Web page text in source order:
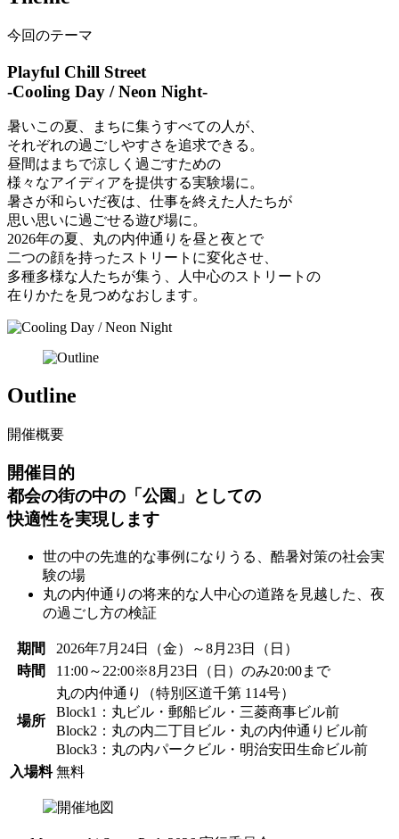
今回のテーマ
Playful Chill Street
‐Cooling Day / Neon Night‐
暑いこの夏、まちに集うすべての人が、
それぞれの過ごしやすさを追求できる。​
昼間はまちで涼しく過ごすための
様々なアイディアを提供する実験場に。​
暑さが和らいだ夜は、仕事を終えた人たちが
思い思いに過ごせる遊び場に。​
2026年の夏、丸の内仲通りを昼と夜とで
二つの顔を持ったストリートに変化させ、​
多種多様な人たちが集う、人中心のストリートの
在りかたを見つめなおします。​
Outline
開催概要
開催目的
都会の街の中の「公園」としての
快適性を実現します
世の中の先進的な事例になりうる、酷暑対策の社会実
験の場
丸の内仲通りの将来的な人中心の道路を見越した、夜
の過ごし方の検証
期間
2026年7月24日（金）～8月23日（日）
時間
11:00～22:00※8月23日（日）のみ20:00まで
場所
丸の内仲通り（特別区道千第 114号）
Block1：丸ビル・郵船ビル・三菱商事ビル前
Block2：丸の内二丁目ビル・丸の内仲通りビル前
Block3：丸の内パークビル・明治安田生命ビル前
入場料 無料